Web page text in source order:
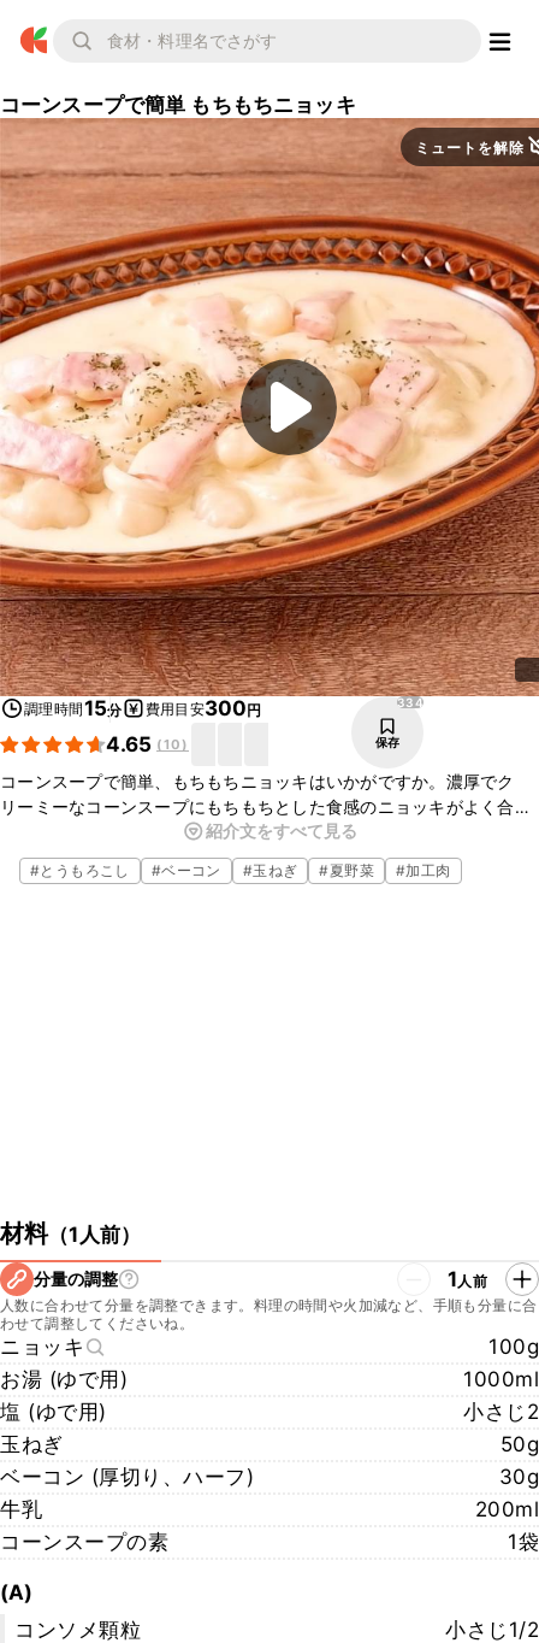
コーンスープで簡単 もちもちニョッキ
ミュートを解除
調理時間15分 費用目安300円
4.65 (10)
334
保存
コーンスープで簡単、もちもちニョッキはいかがですか。濃厚でク
リーミーなコーンスープにもちもちとした食感のニョッキがよく合
い、おいしいですよ。ぜひお試しください。
紹介文をすべて見る
#とうもろこし #ベーコン #玉ねぎ #夏野菜 #加工肉
材料（1人前）
分量の調整 1人前
人数に合わせて分量を調整できます。料理の時間や火加減など、手順も分量に合
わせて調整してくださいね。
ニョッキ
100g
お湯 (ゆで用)
1000ml
塩 (ゆで用)
小さじ2
玉ねぎ
50g
ベーコン (厚切り、ハーフ)
30g
牛乳
200ml
コーンスープの素
1袋
(A)
コンソメ顆粒
小さじ1/2